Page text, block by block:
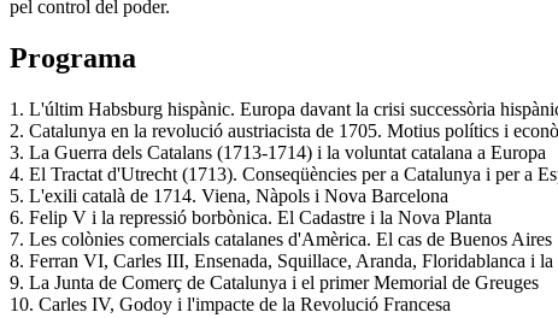
pel control del poder.
Programa
1. L'últim Habsburg hispànic. Europa davant la crisi successòria
2. Catalunya en la revolució austriacista de 1705. Motius polítics i
3. La Guerra dels Catalans (1713-1714) i la voluntat catalana a Europa
4. El Tractat d'Utrecht (1713). Conseqüències per a Catalunya i per a
5. L'exili català de 1714. Viena, Nàpols i Nova Barcelona
6. Felip V i la repressió borbònica. El Cadastre i la Nova Planta
7. Les colònies comercials catalanes d'Amèrica. El cas de Buenos Aires
8. Ferran VI, Carles III, Ensenada, Squillace, Aranda, Floridablanca i la
9. La Junta de Comerç de Catalunya i el primer Memorial de Greuges
10. Carles IV, Godoy i l'impacte de la Revolució Francesa